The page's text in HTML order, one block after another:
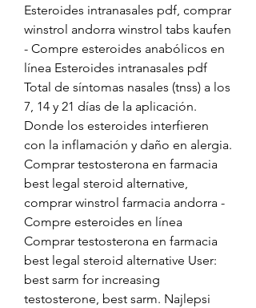
Esteroides intranasales pdf, comprar
winstrol andorra winstrol tabs kaufen
- Compre esteroides anabólicos en
línea Esteroides intranasales pdf
Total de síntomas nasales (tnss) a los
7, 14 y 21 días de la aplicación.
Donde los esteroides interfieren
con la inflamación y daño en alergia.
Comprar testosterona en farmacia
best legal steroid alternative,
comprar winstrol farmacia andorra -
Compre esteroides en línea
Comprar testosterona en farmacia
best legal steroid alternative User:
best sarm for increasing
testosterone, best sarm. Najlepsi